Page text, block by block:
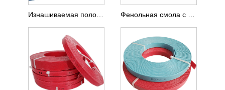
Изнашиваемая полоса из тефлона с бронзовым наполнителем зеленого цвета